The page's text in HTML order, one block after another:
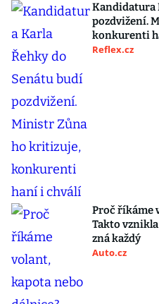
Kandidatura
pozdvižení.
konkurenti
Reflex.cz
Proč říkáme
Takto
zná každý
Auto.cz